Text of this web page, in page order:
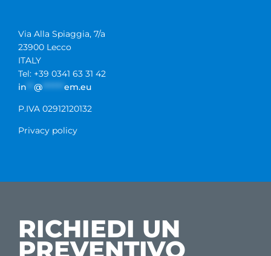
Via Alla Spiaggia, 7/a
23900 Lecco
ITALY
Tel: +39 0341 63 31 42
in
@ ****** em.eu
P.IVA 02912120132
Privacy policy
RICHIEDI UN
PREVENTIVO